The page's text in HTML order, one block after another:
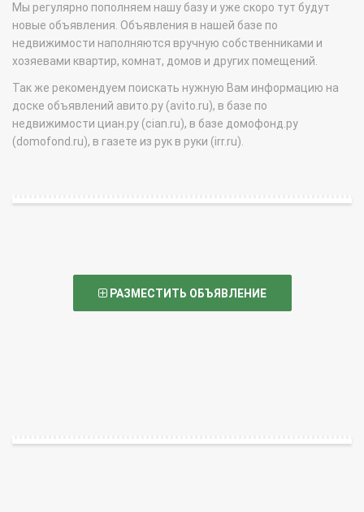
Мы регулярно пополняем нашу базу и уже скоро тут будут
новые объявления. Объявления в нашей базе по
недвижимости наполняются вручную собственниками и
хозяевами квартир, комнат, домов и других помещений.
Так же рекомендуем поискать нужную Вам информацию на
доске объявлений авито.ру (avito.ru), в базе по
недвижимости циан.ру (cian.ru), в базе домофонд.ру
(domofond.ru), в газете из рук в руки (irr.ru).
РАЗМЕСТИТЬ ОБЪЯВЛЕНИЕ